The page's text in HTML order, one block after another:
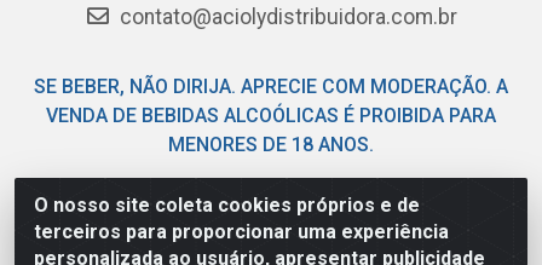
O nosso site coleta cookies próprios e de
terceiros para proporcionar uma experiência
personalizada ao usuário, apresentar publicidade
contato@aciolydistribuidora.com.br
SE BEBER, NÃO DIRIJA. APRECIE COM MODERAÇÃO. A
VENDA DE BEBIDAS ALCOÓLICAS É PROIBIDA PARA
MENORES DE 18 ANOS.
Acioly Distribuidora - Av Piloto Pereira Tim - Parque de
Exposições - Parnamirim/RN - CEP 59146-480 - CNPJ